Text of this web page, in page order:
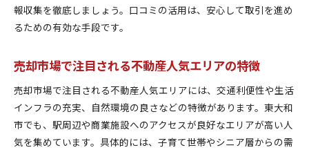
報収集を徹底しましょう。口コミの活用は、安心して取引を進め
るための有効な手段です。
売却市場で注目される不動産人気エリアの特徴
売却市場で注目される不動産人気エリアには、交通利便性や生活
インフラの充実、自然環境の良さなどの特徴があります。東大和
市でも、駅周辺や商業施設へのアクセスが良好なエリアが高い人
気を集めています。具体的には、子育て世帯やシニア層からの需